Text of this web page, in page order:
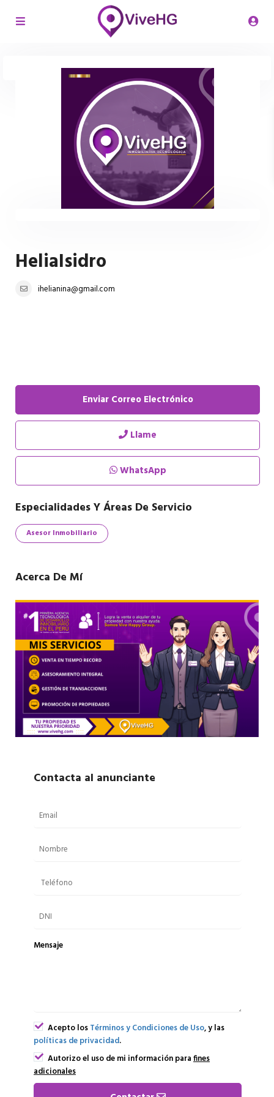
HeliaIsidro
ihelianina@gmail.com
Enviar Correo Electrónico
Llame
WhatsApp
Especialidades Y Áreas De Servicio
Asesor Inmobiliario
Acerca De Mí
Contacta al anunciante
Mensaje
Acepto losTérminos y Condiciones de Uso, y las
políticas de privacidad.
Autorizo el uso de mi información parafines
adicionales